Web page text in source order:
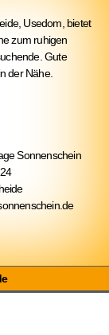
Usedom, bietet
zum ruhigen
Gute
der Nähe.
Sonnenschein